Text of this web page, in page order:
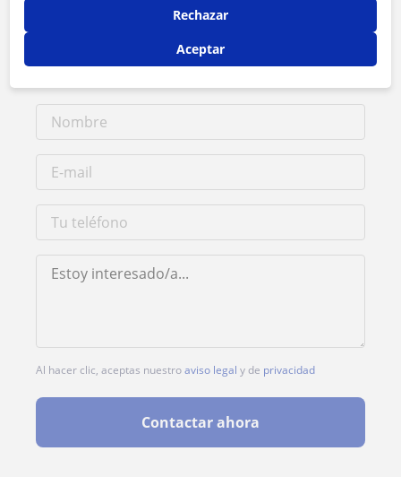
Al hacer clic, aceptas nuestroaviso legal y de privacidad
Contactar ahora
Rechazar
Aceptar